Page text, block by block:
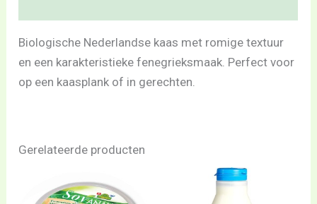
Biologische Nederlandse kaas met romige textuur
en een karakteristieke fenegrieksmaak. Perfect voor
op een kaasplank of in gerechten.
Gerelateerde producten